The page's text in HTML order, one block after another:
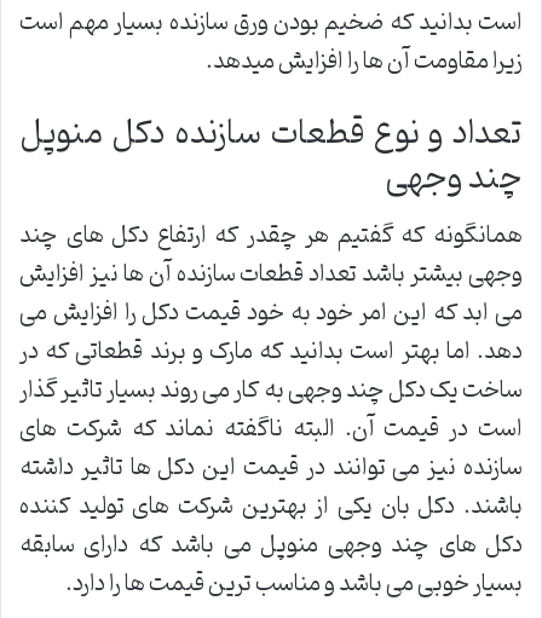
است بدانید که ضخیم بودن ورق سازنده بسیار مهم است
زیرا مقاومت آن ها را افزایش میدهد.
تعداد و نوع قطعات سازنده دکل منوپل
چند وجهی
همانگونه که گفتیم هر چقدر که ارتفاع دکل های چند
وجهی بیشتر باشد تعداد قطعات سازنده آن ها نیز افزایش
می ابد که این امر خود به خود قیمت دکل را افزایش می
دهد. اما بهتر است بدانید که مارک و برند قطعاتی که در
ساخت یک دکل چند وجهی به کار می روند بسیار تاثیر گذار
است در قیمت آن. البته ناگفته نماند که شرکت های
سازنده نیز می توانند در قیمت این دکل ها تاثیر داشته
باشند. دکل بان یکی از بهترین شرکت های تولید کننده
دکل های چند وجهی منوپل می باشد که دارای سابقه
بسیار خوبی می باشد و مناسب ترین قیمت ها را دارد.